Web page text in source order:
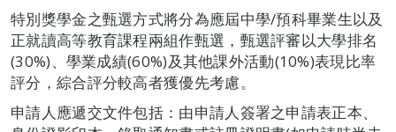
特別獎學金之甄選方式將分為應屆中學/預科畢業生以及
正就讀高等教育課程兩組作甄選，甄選評審以大學排名
(30%)、學業成績(60%)及其他課外活動(10%)表現比率
評分，綜合評分較高者獲優先考慮。
申請人應遞交文件包括：由申請人簽署之申請表正本、